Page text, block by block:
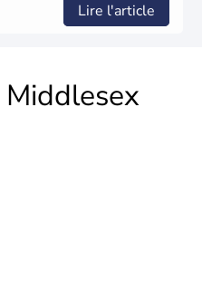
Lire l'article
Middlesex